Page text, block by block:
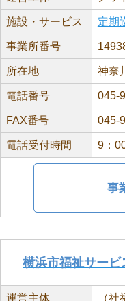
施設・サービス 定期
事業所番号
所在地 神奈
電話番号 045-
FAX番号 045-
電話受付時間 9：
事
横浜市福祉サー
運営主体 （